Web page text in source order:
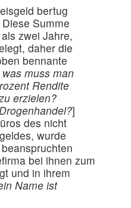
bertug
Summe
zwei Jahre,
daher die
bennante
was muss man
Rendite
erzielen?
]
des nicht
wurde
bei ihnen zum
und in ihrem
Name ist